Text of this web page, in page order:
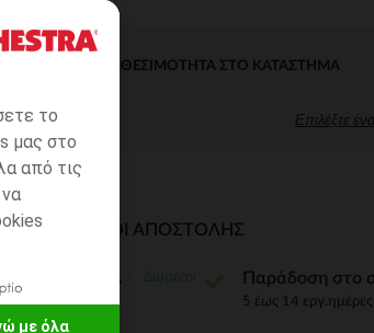
το
μας στο
από τις
με όλα
ΆΜΕΣΗ ΔΙΑΘΕΣΙΜΌΤΗΤΑ ΣΤΟ ΚΑΤΆΣΤΗΜΑ
Επιλέξτε
ΤΡΌΠΟΙ ΑΠΟΣΤΟΛΉΣ
ΚΑΤΑΣΤΗΜΑ Παράδοση στο
5 έως 14 εργ.ημέρες